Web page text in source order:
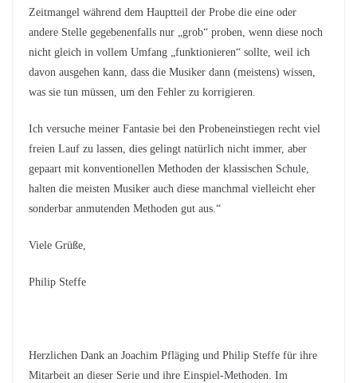
Zeitmangel während dem Hauptteil der Probe die eine oder
andere Stelle gegebenenfalls nur „grob“ proben, wenn diese noch
nicht gleich in vollem Umfang „funktionieren“ sollte, weil ich
davon ausgehen kann, dass die Musiker dann (meistens) wissen,
was sie tun müssen, um den Fehler zu korrigieren.
Ich versuche meiner Fantasie bei den Probeneinstiegen recht viel
freien Lauf zu lassen, dies gelingt natürlich nicht immer, aber
gepaart mit konventionellen Methoden der klassischen Schule,
halten die meisten Musiker auch diese manchmal vielleicht eher
sonderbar anmutenden Methoden gut aus.“
Viele Grüße,
Philip Steffe
Herzlichen Dank an Joachim Pfläging und Philip Steffe für ihre
Mitarbeit an dieser Serie und ihre Einspiel-Methoden. Im